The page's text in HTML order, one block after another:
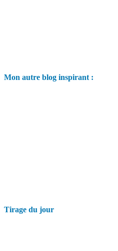
Mon autre blog inspirant :
Tirage du jour